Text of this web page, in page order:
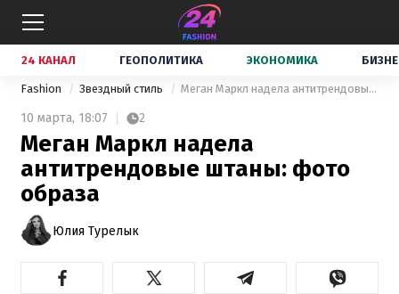
24 КАНАЛ ГЕОПОЛИТИКА ЭКОНОМИКА
Fashion Звездный стиль Меган Маркл надела антитрендовые штаны: фото образа
10 марта, 18:07 2
Меган Маркл надела
антитрендовые штаны: фото
образа
Юлия Турелык